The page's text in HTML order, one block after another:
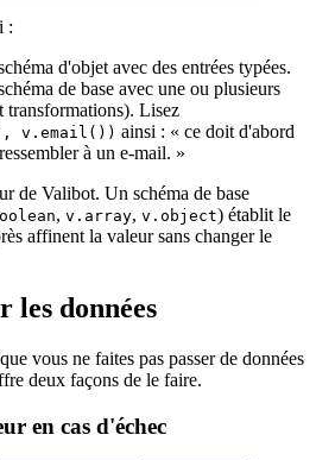
:
d'objet avec des entrées typées.
de base avec une ou plusieurs
transformations). Lisez
v.email()) ainsi : « ce doit d'abord
à un e-mail. »
de Valibot. Un schéma de base
, v.array, v.object) établit le
affinent la valeur sans changer le
les données
vous ne faites pas passer de données
deux façons de le faire.
en cas d'échec